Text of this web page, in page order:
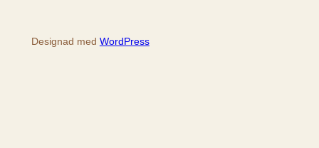
Designad med WordPress